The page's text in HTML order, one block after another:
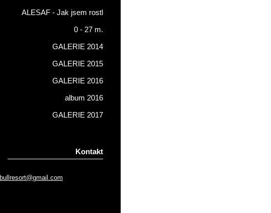
ALESAF - Jak jsem rostl
0 - 27 m.
GALERIE 2014
GALERIE 2015
GALERIE 2016
album 2016
GALERIE 2017
Kontakt
bullresort@gmail.com